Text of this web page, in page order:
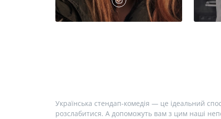
Українська стендап-комедія — це ідеальний
розслабитися. А допоможуть вам з цим наші